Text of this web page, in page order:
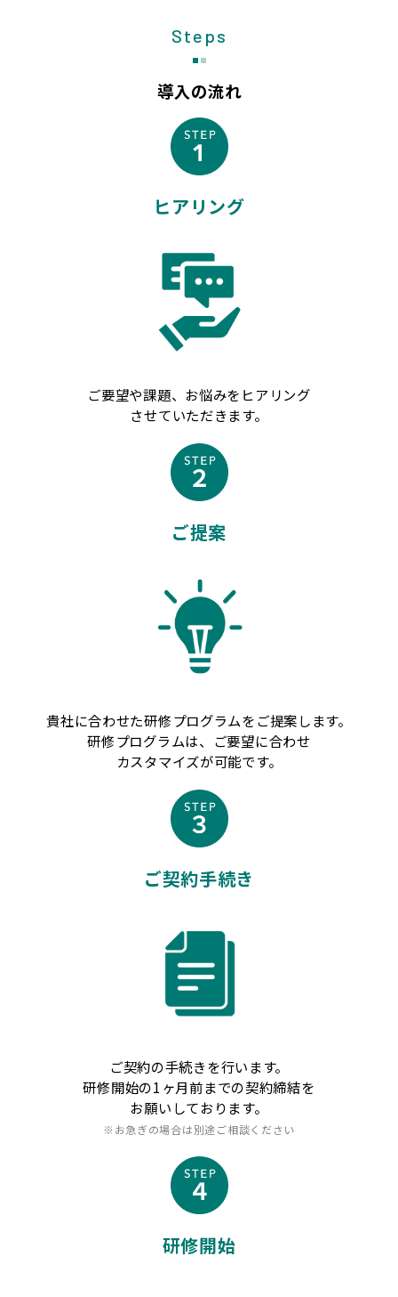
Steps
導入の流れ
ヒアリング
ご要望や課題、お悩みをヒアリング
させていただきます。
ご提案
貴社に合わせた研修プログラムをご提案します。
研修プログラムは、ご要望に合わせ
カスタマイズが可能です。
ご契約手続き
ご契約の手続きを行います。
研修開始の1ヶ月前までの契約締結を
お願いしております。
※お急ぎの場合は別途ご相談ください
研修開始